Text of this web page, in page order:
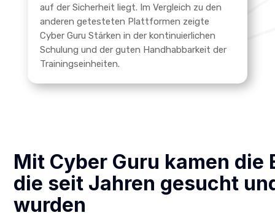
auf der Sicherheit liegt. Im Vergleich zu den
anderen getesteten Plattformen zeigte
Cyber Guru Stärken in der kontinuierlichen
Schulung und der guten Handhabbarkeit der
Trainingseinheiten.
Mit Cyber Guru kamen die
die seit Jahren gesucht
wurden